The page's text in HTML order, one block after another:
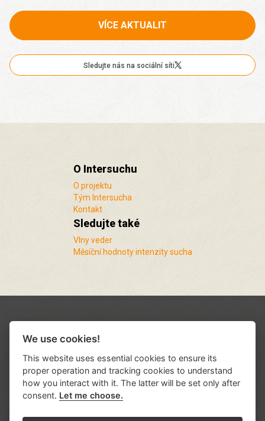
VÍCE AKTUALIT
Sledujte nás na sociální síti
O Intersuchu
O projektu
Tým Intersucha
Kontakt
Sledujte také
Vlny veder
Měsíční hodnoty intenzity sucha
We use cookies!
This website uses essential cookies to ensure its
proper operation and tracking cookies to understand
how you interact with it. The latter will be set only after
consent. Let me choose.